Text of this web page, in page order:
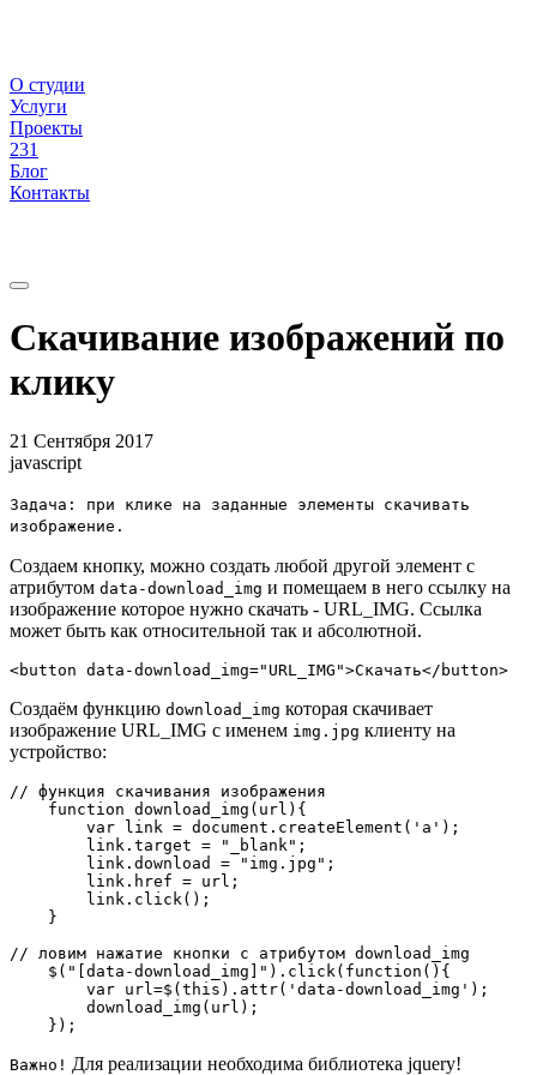
О студии
Услуги
Проекты
231
Блог
Контакты
Скачивание изображений по
клику
21 Сентября 2017
javascript
Задача: при клике на заданные элементы скачивать
изображение.
Создаем кнопку, можно создать любой другой элемент с
атрибутом data-download_img и помещаем в него ссылку на
изображение которое нужно скачать - URL_IMG. Ссылка
может быть как относительной так и абсолютной.
Создаём функцию download_img которая скачивает
изображение URL_IMG с именем img.jpg клиенту на
устройство:
// функция скачивания изображения
    function download_img(url){
        var link = document.createElement('a');
        link.target = "_blank";
        link.download = "img.jpg";
        link.href = url;
        link.click();
    }
// ловим нажатие кнопки с атрибутом download_img
    $("[data-download_img]").click(function(){
        var url=$(this).attr('data-download_img');
        download_img(url);
Важно! Для реализации необходима библиотека jquery!